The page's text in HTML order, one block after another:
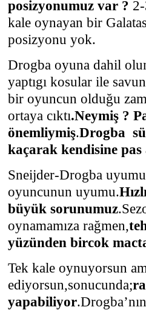
posizyonumuz var ?
kale oynayan bir
posizyonu yok.
Drogba oyuna dahil
yaptıgı kosular ile
bir oyuncun olduğu
ortaya cıktı.Neymiş ?
önemliymiş.Drogba
kaçarak kendisine pas
Sneijder-Drogba
oyuncunun uyumu.
büyük sorunumuz
oynamamıza rağmen,
yüzünden bircok
Tek kale oynuyorsun
ediyorsun,sonucunda;
yapabiliyor